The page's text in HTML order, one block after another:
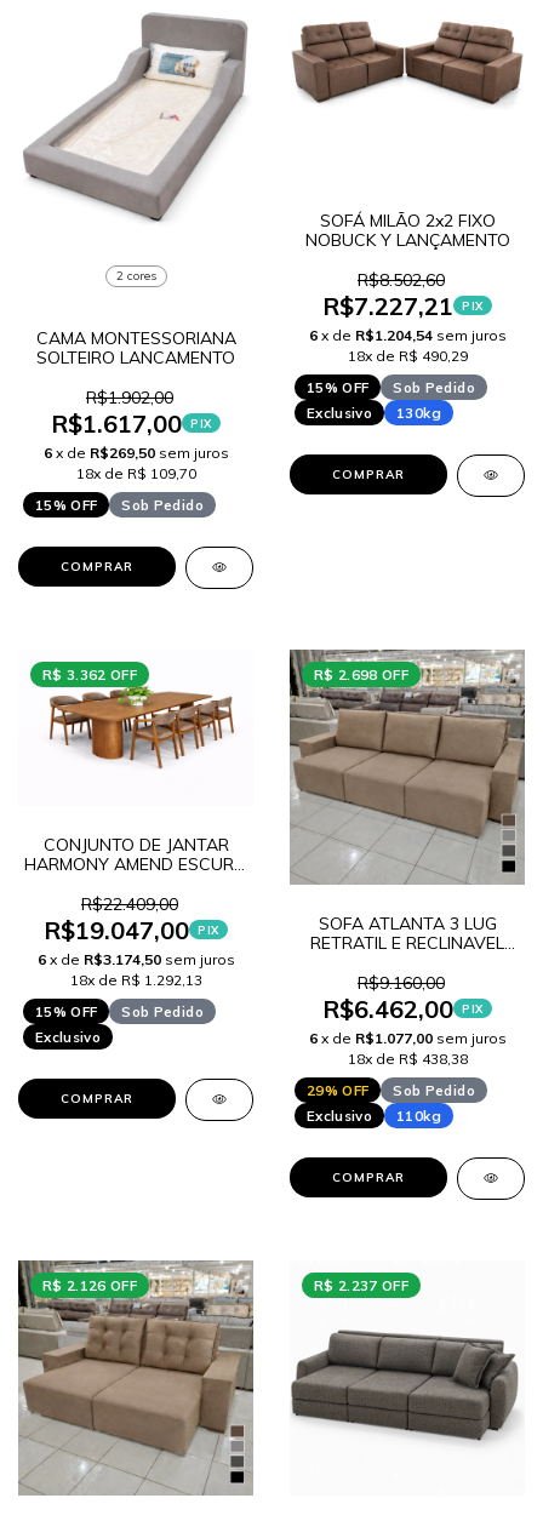
2 cores
CAMA MONTESSORIANA
SOLTEIRO LANCAMENTO
R$1.902,00
R$1.617,00 PIX
6 x de R$269,50 sem juros
18x de R$ 109,70
15% OFF
Sob Pedido
COMPRAR
SOFÁ MILÃO 2x2 FIXO
NOBUCK Y LANÇAMENTO
R$8.502,60
R$7.227,21 PIX
6 x de R$1.204,54 sem juros
18x de R$ 490,29
15% OFF
Sob Pedido
Exclusivo
130kg
COMPRAR
R$ 3.362 OFF
CONJUNTO DE JANTAR
HARMONY AMEND ESCURO
CINAMOMO CASTANHO
Y33 LANCAMENTO
R$22.409,00
R$19.047,00 PIX
6 x de R$3.174,50 sem juros
18x de R$ 1.292,13
15% OFF
Sob Pedido
Exclusivo
COMPRAR
R$ 2.698 OFF
SOFA ATLANTA 3 LUG
RETRATIL E RECLINAVEL
R$9.160,00
R$6.462,00 PIX
6 x de R$1.077,00 sem juros
18x de R$ 438,38
29% OFF
Sob Pedido
Exclusivo
110kg
COMPRAR
R$ 2.126 OFF R$ 2.237 OFF